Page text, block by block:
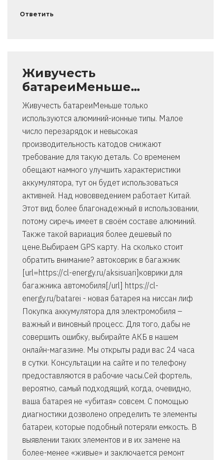
Ответить
Живучесть
батареиМеньше…
Живучесть батареиМеньше только
используются алюминий-ионные типы. Малое
число перезарядок и невысокая
производительность катодов снижают
требование для такую деталь. Со временем
обещают намного улучшить характеристики
аккумулятора, тут он будет использоваться
активней. Над нововведением работает Китай.
Этот вид более благонадежный в использовании,
потому сиречь имеет в своём составе алюминий.
Также такой вариация более дешевый по
цене.Выбираем GPS карту. На сколько стоит
обратить внимание? автоковрик в багажник
[url=https://cl-energy.ru/aksisuari]коврики для
багажника автомобиля[/url] https://cl-
energy.ru/batarei - новая батарея на ниссан лиф
Покупка аккумулятора для электромобиля –
важный и виновный процесс. Для того, дабы не
совершить ошибку, выбирайте АКБ в нашем
онлайн-магазине. Мы открыты ради вас 24 часа
в сутки. Консультации на сайте и по телефону
предоставляются в рабочие часы.Сей фортель,
вероятно, самый подходящий, когда, очевидно,
ваша батарея не «убитая» совсем. С помощью
диагностики дозволено определить те элементы
батареи, которые подобный потеряли емкость. В
выявлении таких элементов и в их замене на
более-менее «живые» и заключается ремонт